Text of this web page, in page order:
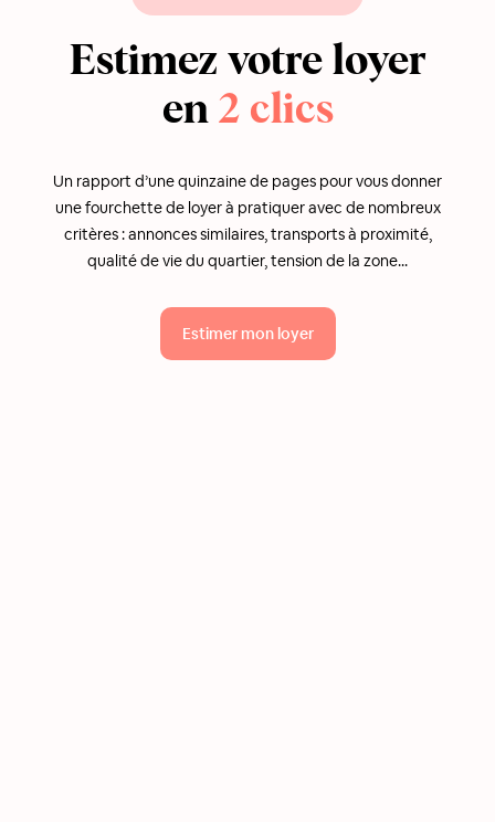
Estimez votre loyer
en 2 clics
Un rapport d’une quinzaine de pages pour vous donner
une fourchette de loyer à pratiquer avec de nombreux
critères : annonces similaires, transports à proximité,
qualité de vie du quartier, tension de la zone...
Estimer mon loyer